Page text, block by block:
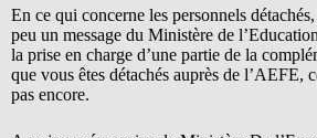
En ce qui concerne les personnels
peu un message du Ministère de
la prise en charge d’une partie de la
que vous êtes détachés auprès de l’AEFE,
pas encore.